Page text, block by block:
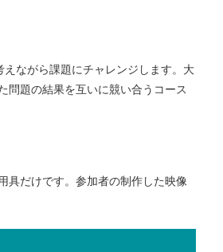
ながら課題にチャレンジします。大
問題の結果を互いに競い合うコース
具だけです。参加者の制作した映像